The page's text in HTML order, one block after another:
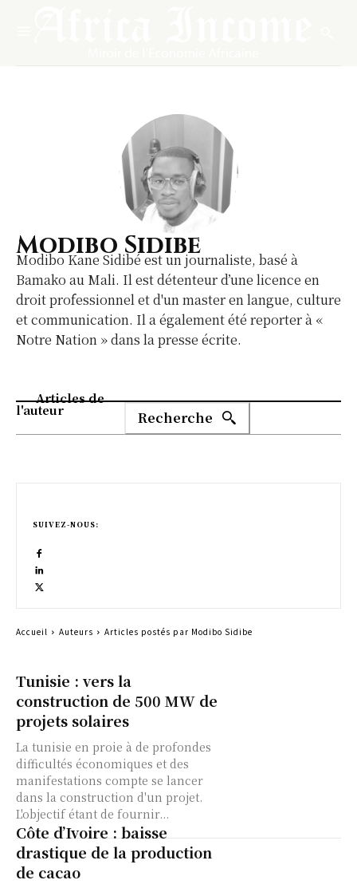
Modibo Sidibe
Modibo Kane Sidibé est un journaliste, basé à
Bamako au Mali. Il est détenteur d’une licence en
droit professionnel et d'un master en langue, culture
et communication. Il a également été reporter à «
Notre Nation » dans la presse écrite.
Articles de
l'auteur Recherche
Tunisie : vers la
construction de 500 MW de
projets solaires
La tunisie en proie à de profondes
difficultés économiques et des
manifestations compte se lancer
dans la construction d'un projet.
L'objectif étant de fournir...
Côte d’Ivoire : baisse
drastique de la production
de cacao
SUIVEZ-NOUS:
Accueil Auteurs Articles postés par Modibo Sidibe